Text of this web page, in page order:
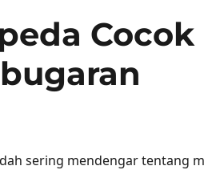
sering mendengar tentang